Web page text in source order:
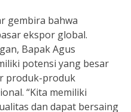
gembira bahwa
ekspor global.
Bapak Agus
potensi yang besar
produk-produk
“Kita memiliki
dan dapat bersaing